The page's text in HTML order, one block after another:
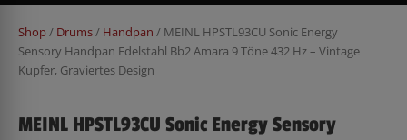
Shop/ Drums/ Handpan / MEINL HPSTL93CU Sonic Energy
Sensory Handpan Edelstahl Bb2 Amara 9 Töne 432 Hz – Vintage
Kupfer, Graviertes Design
MEINL HPSTL93CU Sonic Energy Sensory